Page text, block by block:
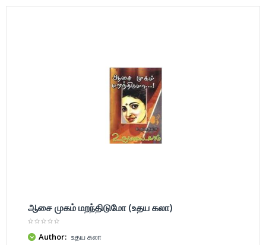
ஆசை முகம் மறந்திடுமோ (உதய கலா)
Author: உதய கலா